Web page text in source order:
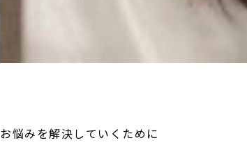
お悩みを解決していくために